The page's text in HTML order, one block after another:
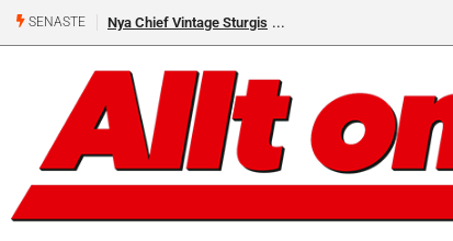
SENASTE Nya Chief Vintage Sturgis